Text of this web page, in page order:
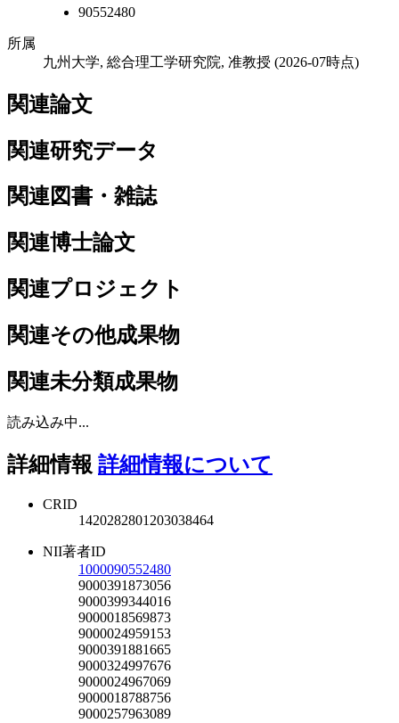
90552480
所属
九州大学, 総合理工学研究院, 准教授 (2026-07時点)
関連論文
関連研究データ
関連図書・雑誌
関連博士論文
関連プロジェクト
関連その他成果物
関連未分類成果物
読み込み中...
詳細情報 詳細情報について
CRID
1420282801203038464
NII著者ID
1000090552480
9000391873056
9000399344016
9000018569873
9000024959153
9000391881665
9000324997676
9000024967069
9000018788756
9000257963089